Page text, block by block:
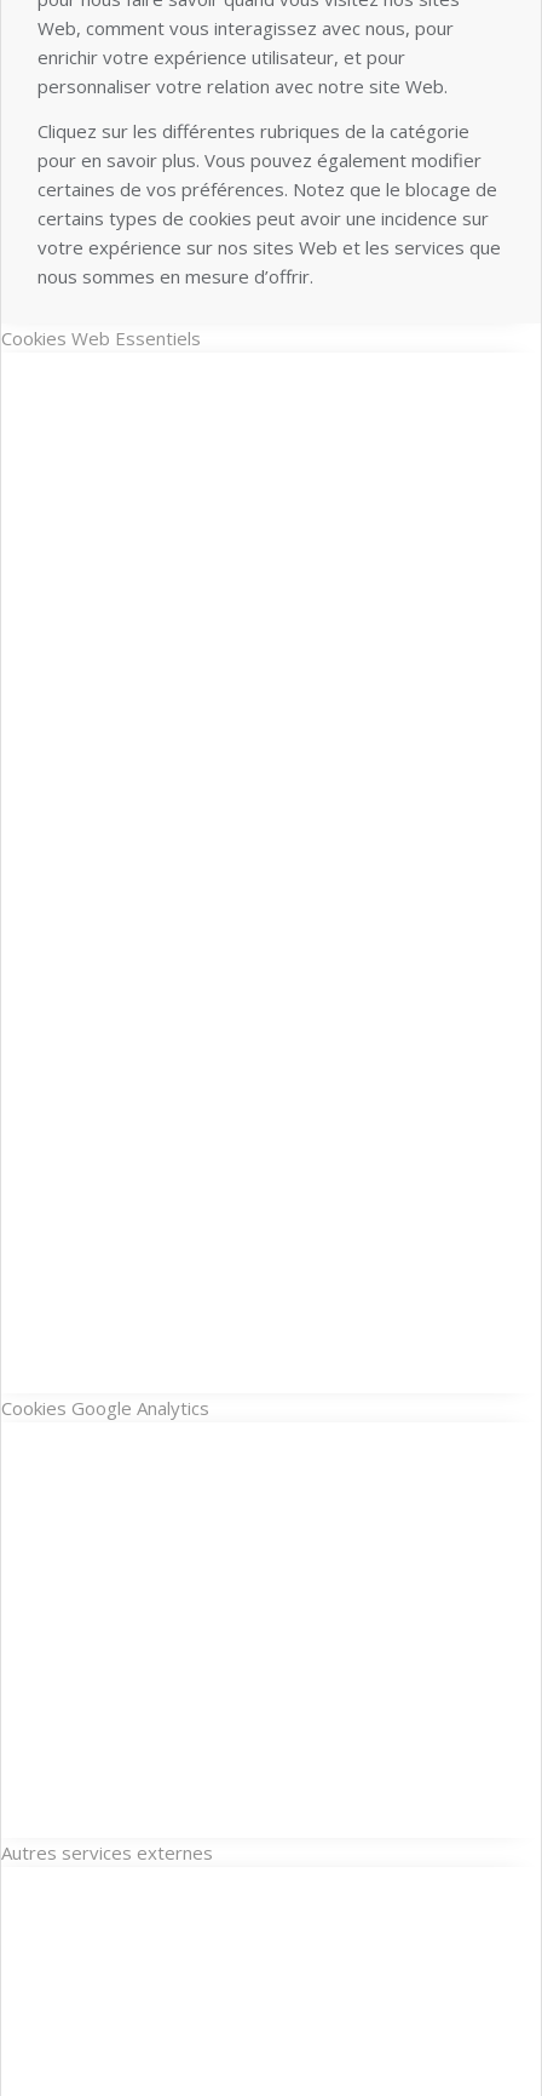
Web, comment vous interagissez avec nous, pour
enrichir votre expérience utilisateur, et pour
personnaliser votre relation avec notre site Web.
Cliquez sur les différentes rubriques de la catégorie
pour en savoir plus. Vous pouvez également modifier
certaines de vos préférences. Notez que le blocage de
certains types de cookies peut avoir une incidence sur
votre expérience sur nos sites Web et les services que
nous sommes en mesure d’offrir.
Cookies Web Essentiels
Cookies Google Analytics
Autres services externes